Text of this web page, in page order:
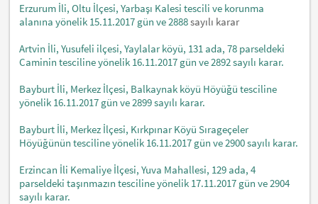
Erzurum İli, Oltu İlçesi, Yarbaşı Kalesi tescili ve korunma
alanına yönelik 15.11.2017 gün ve 2888sayılı karar
Artvin İli, Yusufeli ilçesi, Yaylalar köyü, 131 ada, 78 parseldeki
Caminin tesciline yönelik 16.11.2017 gün ve 2892 sayılı karar.
Bayburt İli, Merkez İlçesi, Balkaynak köyü Höyüğü tesciline
yönelik 16.11.2017 gün ve 2899 sayılı karar.
Bayburt İli, Merkez İlçesi, Kırkpınar Köyü Sırageçeler
Höyüğünün tesciline yönelik 16.11.2017 gün ve 2900 sayılı karar.
Erzincan İli Kemaliye İlçesi, Yuva Mahallesi, 129 ada, 4
parseldeki taşınmazın tesciline yönelik 17.11.2017 gün ve 2904
sayılı karar.